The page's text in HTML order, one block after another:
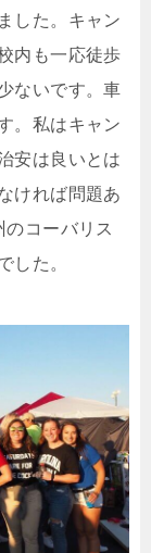
した。キャン
内も一応徒歩
ないです。車
。私はキャン
安は良いとは
ければ問題あ
コーバリス
した。